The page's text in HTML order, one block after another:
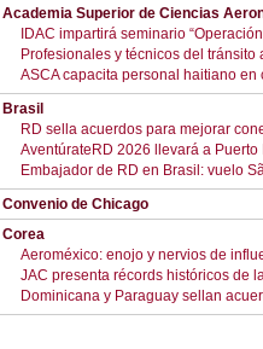
Academia Superior de Ciencias
IDAC impartirá seminario
Profesionales y técnicos del
ASCA capacita personal haitiano
Brasil
RD sella acuerdos para mejorar
AventúrateRD 2026 llevará a
Embajador de RD en Brasil: vuelo
Convenio de Chicago
Corea
Aeroméxico: enojo y nervios de
JAC presenta récords históricos de
Dominicana y Paraguay sellan